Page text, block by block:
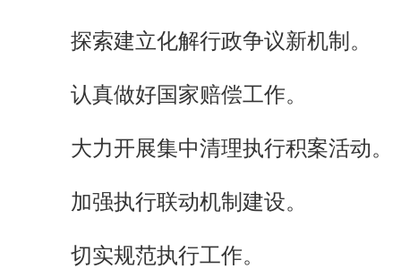
探索建立化解行政争议新机制。
认真做好国家赔偿工作。
大力开展集中清理执行积案活动。
加强执行联动机制建设。
切实规范执行工作。